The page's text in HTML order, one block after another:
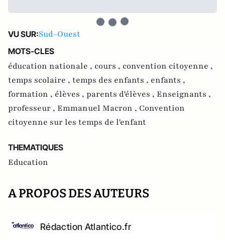
VU SUR:Sud-Ouest
MOTS-CLES
éducation nationale , cours , convention citoyenne ,
temps scolaire , temps des enfants , enfants ,
formation , élèves , parents d'élèves , Enseignants ,
professeur , Emmanuel Macron , Convention
citoyenne sur les temps de l'enfant
THEMATIQUES
Education
A PROPOS DES AUTEURS
Rédaction Atlantico.fr